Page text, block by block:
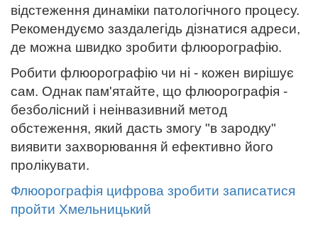
відстеження динаміки патологічного процесу.
Рекомендуємо заздалегідь дізнатися адреси,
де можна швидко зробити флюорографію.
Робити флюорографію чи ні - кожен вирішує
сам. Однак пам'ятайте, що флюорографія -
безболісний і неінвазивний метод
обстеження, який дасть змогу "в зародку"
виявити захворювання й ефективно його
пролікувати.
Флюорографія цифрова зробити записатися
пройти Хмельницький